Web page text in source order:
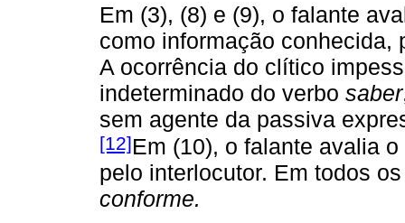
Em (3), (8) e (9), o falante
como informação conhecida,
A ocorrência do clítico
indeterminado do verbo saber
sem agente da passiva
[12]Em (10), o falante avalia
pelo interlocutor. Em todos
conforme.